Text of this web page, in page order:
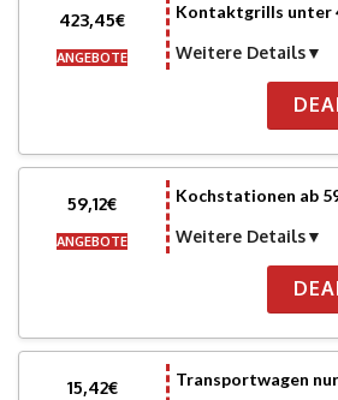
423,45€
ANGEBOTE
Kontaktgrills unter
Weitere Details
59,12€
ANGEBOTE
Kochstationen ab
Weitere Details
15,42€
Transportwagen